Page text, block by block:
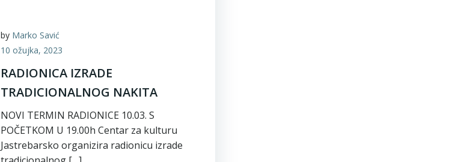
by Marko Savić
10 ožujka, 2023
RADIONICA IZRADE
TRADICIONALNOG NAKITA
NOVI TERMIN RADIONICE 10.03. S
POČETKOM U 19.00h Centar za kulturu
Jastrebarsko organizira radionicu izrade